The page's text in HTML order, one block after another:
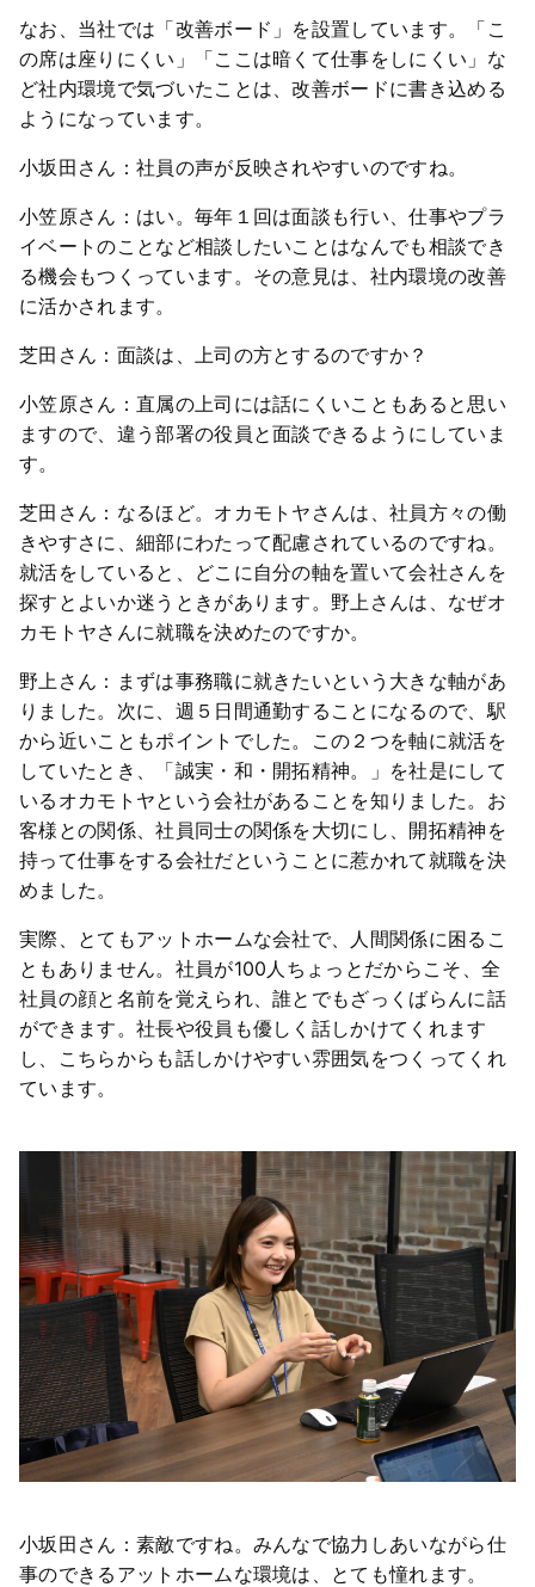
なお、当社では「改善ボード」を設置しています。「こ
の席は座りにくい」「ここは暗くて仕事をしにくい」な
ど社内環境で気づいたことは、改善ボードに書き込める
ようになっています。
小坂田さん：社員の声が反映されやすいのですね。
小笠原さん：はい。毎年１回は面談も行い、仕事やプラ
イベートのことなど相談したいことはなんでも相談でき
る機会もつくっています。その意見は、社内環境の改善
に活かされます。
芝田さん：面談は、上司の方とするのですか？
小笠原さん：直属の上司には話にくいこともあると思い
ますので、違う部署の役員と面談できるようにしていま
す。
芝田さん：なるほど。オカモトヤさんは、社員方々の働
きやすさに、細部にわたって配慮されているのですね。
就活をしていると、どこに自分の軸を置いて会社さんを
探すとよいか迷うときがあります。野上さんは、なぜオ
カモトヤさんに就職を決めたのですか。
野上さん：まずは事務職に就きたいという大きな軸があ
りました。次に、週５日間通勤することになるので、駅
から近いこともポイントでした。この２つを軸に就活を
していたとき、「誠実・和・開拓精神。」を社是にして
いるオカモトヤという会社があることを知りました。お
客様との関係、社員同士の関係を大切にし、開拓精神を
持って仕事をする会社だということに惹かれて就職を決
めました。
実際、とてもアットホームな会社で、人間関係に困るこ
ともありません。社員が100人ちょっとだからこそ、全
社員の顔と名前を覚えられ、誰とでもざっくばらんに話
ができます。社長や役員も優しく話しかけてくれます
し、こちらからも話しかけやすい雰囲気をつくってくれ
ています。
小坂田さん：素敵ですね。みんなで協力しあいながら仕
事のできるアットホームな環境は、とても憧れます。